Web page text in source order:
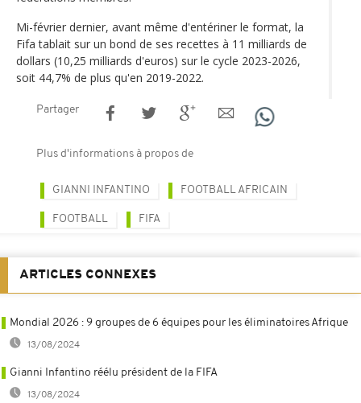
Mi-février dernier, avant même d'entériner le format, la
Fifa tablait sur un bond de ses recettes à 11 milliards de
dollars (10,25 milliards d'euros) sur le cycle 2023-2026,
soit 44,7% de plus qu'en 2019-2022.
Partager
Plus d'informations à propos de
GIANNI INFANTINO FOOTBALL AFRICAIN
FOOTBALL FIFA
ARTICLES CONNEXES
Mondial 2026 : 9 groupes de 6 équipes pour les éliminatoires Afrique
13/08/2024
Gianni Infantino réélu président de la FIFA
13/08/2024